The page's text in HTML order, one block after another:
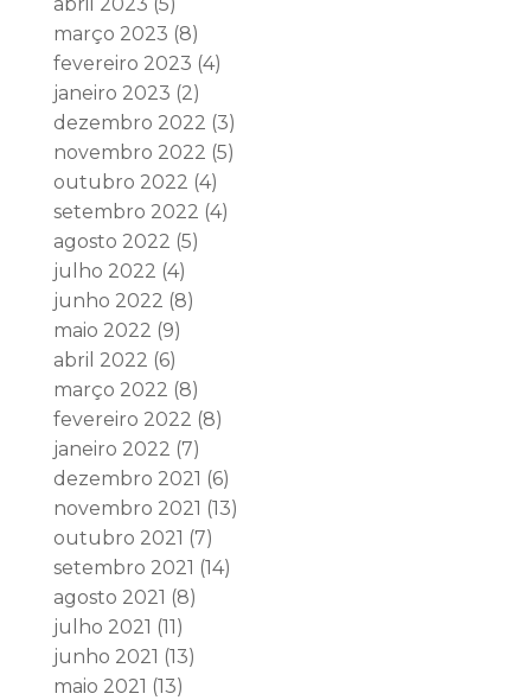
abril 2023 (5)
março 2023 (8)
fevereiro 2023 (4)
janeiro 2023 (2)
dezembro 2022 (3)
novembro 2022 (5)
outubro 2022 (4)
setembro 2022 (4)
agosto 2022 (5)
julho 2022 (4)
junho 2022 (8)
maio 2022 (9)
abril 2022 (6)
março 2022 (8)
fevereiro 2022 (8)
janeiro 2022 (7)
dezembro 2021 (6)
novembro 2021 (13)
outubro 2021 (7)
setembro 2021 (14)
agosto 2021 (8)
julho 2021 (11)
junho 2021 (13)
maio 2021 (13)